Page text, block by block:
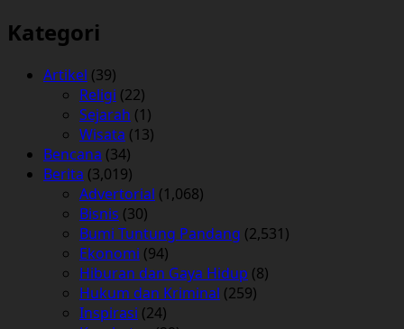
Kategori
Artikel (39)
Religi (22)
Sejarah (1)
Wisata (13)
Bencana (34)
Berita (3,019)
Advertorial (1,068)
Bisnis (30)
Bumi Tuntung Pandang (2,531)
Ekonomi (94)
Hiburan dan Gaya Hidup (8)
Hukum dan Kriminal (259)
Inspirasi (24)